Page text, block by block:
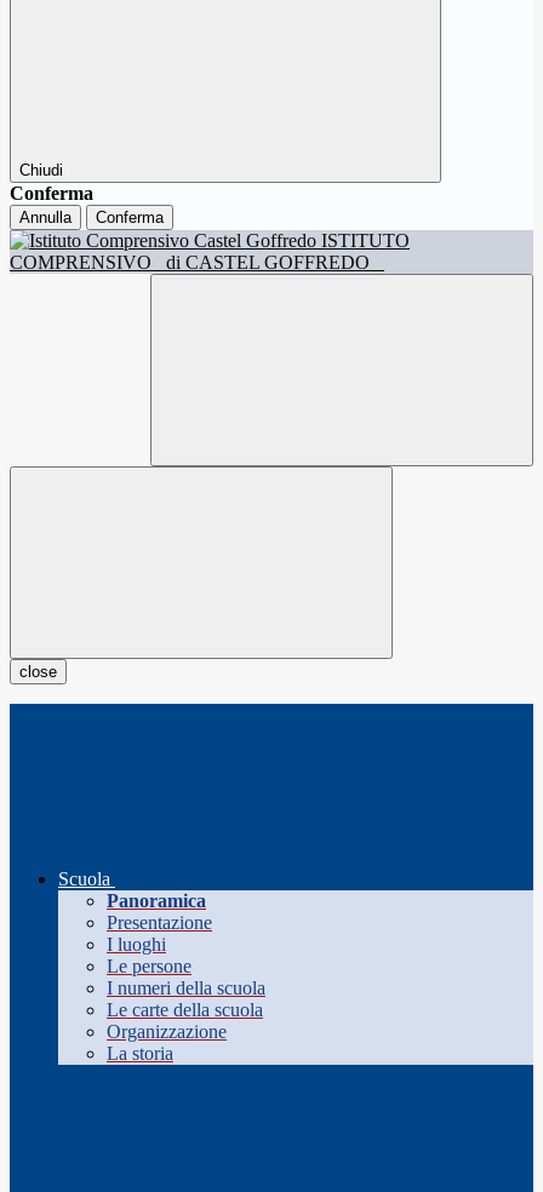
Chiudi
Conferma
Annulla Conferma
ISTITUTO
COMPRENSIVO
di CASTEL GOFFREDO
close
Scuola
Panoramica
Presentazione
I luoghi
Le persone
I numeri della scuola
Le carte della scuola
Organizzazione
La storia